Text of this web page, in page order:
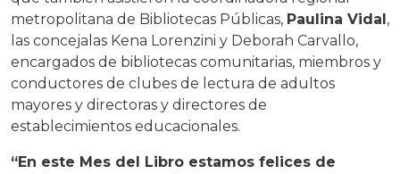
metropolitana de Bibliotecas Públicas, Paulina Vidal,
las concejalas Kena Lorenzini y Deborah Carvallo,
encargados de bibliotecas comunitarias, miembros y
conductores de clubes de lectura de adultos
mayores y directoras y directores de
establecimientos educacionales.
“En este Mes del Libro estamos felices de